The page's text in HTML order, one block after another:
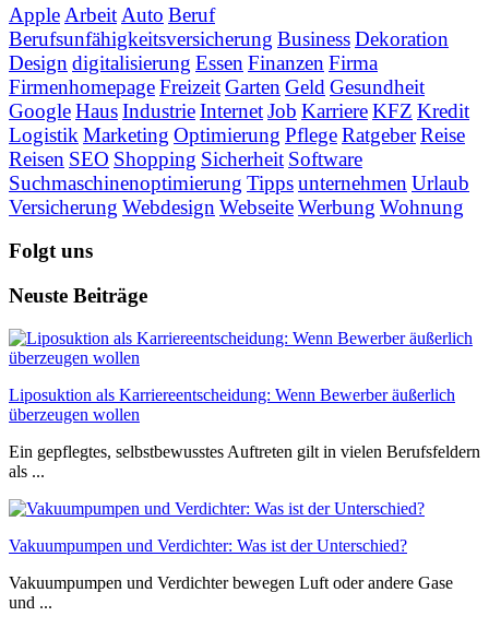
Apple Arbeit Auto Beruf
Berufsunfähigkeitsversicherung BusinessDekoration
Design digitalisierung Essen Finanzen Firma
FirmenhomepageFreizeitGarten Geld Gesundheit
GoogleHausIndustrieInternetJob KarriereKFZ Kredit
Logistik Marketing Optimierung PflegeRatgeberReise
Reisen SEO Shopping Sicherheit Software
Suchmaschinenoptimierung Tippsunternehmen Urlaub
Versicherung Webdesign WebseiteWerbung Wohnung
Folgt uns
Neuste Beiträge
Liposuktion als Karriereentscheidung: Wenn Bewerber äußerlich
überzeugen wollen
Ein gepflegtes, selbstbewusstes Auftreten gilt in vielen Berufsfeldern
als ...
Vakuumpumpen und Verdichter: Was ist der Unterschied?
Vakuumpumpen und Verdichter bewegen Luft oder andere Gase
und ...